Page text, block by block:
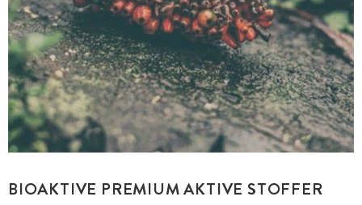
BIOAKTIVE PREMIUM AKTIVE STOFFER